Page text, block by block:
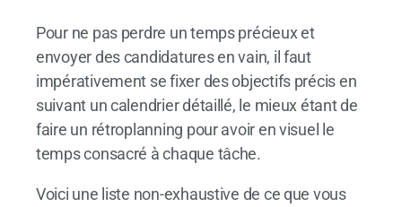
Pour ne pas perdre un temps précieux et
envoyer des candidatures en vain, il faut
impérativement se fixer des objectifs précis en
suivant un calendrier détaillé, le mieux étant de
faire un rétroplanning pour avoir en visuel le
temps consacré à chaque tâche.
Voici une liste non-exhaustive de ce que vous